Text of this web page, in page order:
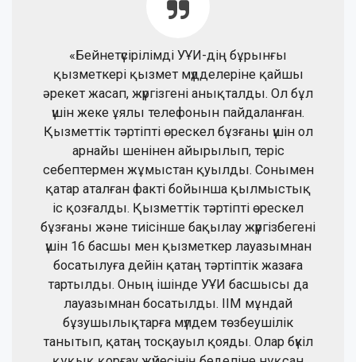
«Бейнетүсірілімді УҰИ-дің бұрынғы
қызметкері қызмет мүдделеріне қайшы
әрекет жасап, жүргізгені анықталды. Ол бұл
үшін жеке ұялы телефонын пайдаланған.
Қызметтік тәртіпті өрескел бұзғаны үшін ол
арнайы шенінен айырылып, теріс
себептермен жұмыстан қуылды. Сонымен
қатар аталған факті бойынша қылмыстық
іс қозғалды. Қызметтік тәртіпті өрескел
бұзғаны және тиісінше бақылау жүргізбегені
үшін 16 басшы мен қызметкер лауазымнан
босатылуға дейін қатаң тәртіптік жазаға
тартылды. Оның ішінде УҰИ басшысы да
лауазымнан босатылды. ІІМ мұндай
бұзушылықтарға мүлдем төзбеушілік
танытып, қатаң тосқауыл қояды. Олар бүкіл